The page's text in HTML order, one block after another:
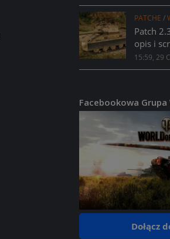
PATCHE /
Patch
opis i
15:59, 29
Facebookowa Grupa
Dołącz